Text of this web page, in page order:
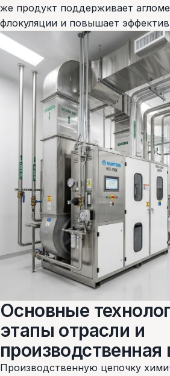
же продукт поддерживает
флокуляции и повышает
Основные
этапы отрасли и
производственная
Производственную цепочку